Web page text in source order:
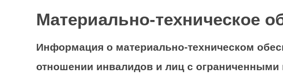
Материально-техническое
Информация о материально-техническом
отношении инвалидов и лиц с ограниченными